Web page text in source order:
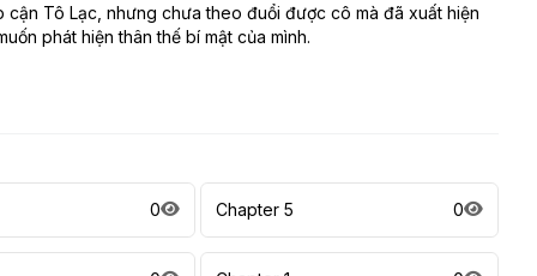
cận Tô Lạc, nhưng chưa theo đuổi được cô mà đã xuất hiện
phát hiện thân thế bí mật của mình.
0 Chapter 5 0